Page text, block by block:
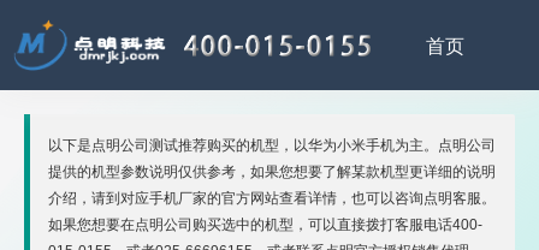
以下是点明公司测试推荐购买的机型，以华为小米手机为主。点明公司
提供的机型参数说明仅供参考，如果您想要了解某款机型更详细的说明
介绍，请到对应手机厂家的官方网站查看详情，也可以咨询点明客服。
如果您想要在点明公司购买选中的机型，可以直接拨打客服电话400-